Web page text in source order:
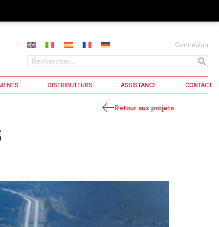
Connexion
DISTRIBUTEURS ASSISTANCE CONTACT
Retour aux projets